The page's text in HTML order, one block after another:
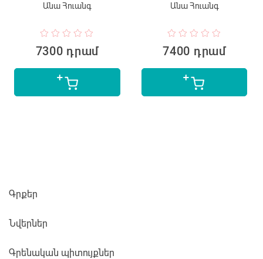
Անա Հուանգ
7300 դրամ
Անա Հուանգ
7400 դրամ
Գրքեր
Նվերներ
Գրենական պիտույքներ